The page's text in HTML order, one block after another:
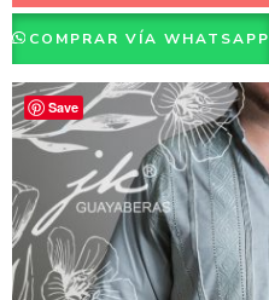
COMPRAR VÍA WHATSAPP
Save